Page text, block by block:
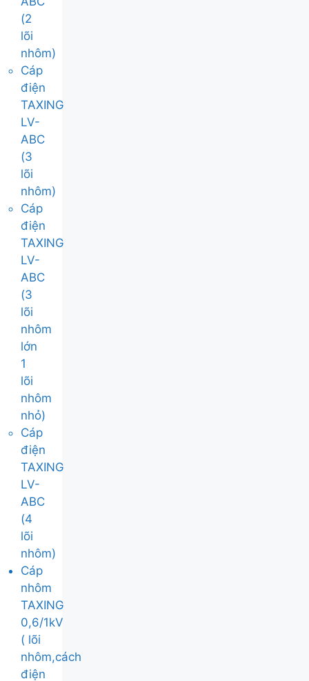
(2
lõi
nhôm)
Cáp
điện
TAXING
LV-
ABC
(3
lõi
nhôm)
Cáp
điện
TAXING
LV-
ABC
(3
lõi
nhôm
lớn
1
lõi
nhôm
nhỏ)
Cáp
điện
TAXING
LV-
ABC
(4
lõi
nhôm)
Cáp
nhôm
TAXING
0,6/1kV
( lõi
nhôm,cách
điện